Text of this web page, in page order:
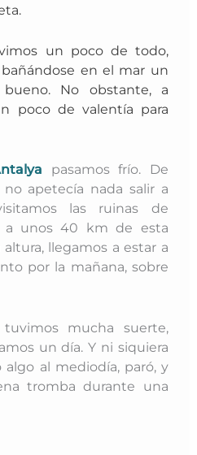
un poco de todo,
en el mar un
No obstante, a
poco de valentía para
pasamos frío. De
apetecía nada salir a
las ruinas de
a unos 40 km de esta
llegamos a estar a
por la mañana, sobre
mucha suerte,
un día. Y ni siquiera
al mediodía, paró, y
tromba durante una